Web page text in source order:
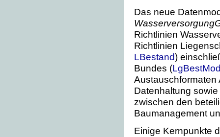
Das neue
Richtlinien
Richtlinien
LBestand)
Bundes (
Datenhaltung
zwischen den
Baumanagement
Einige Kernpunkte